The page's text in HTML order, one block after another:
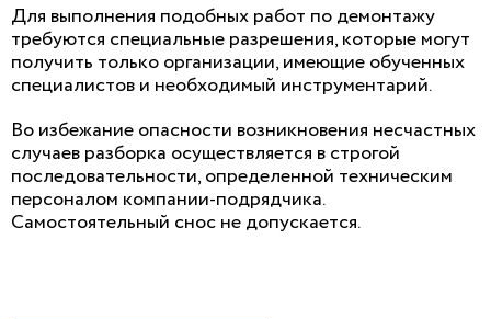
Для выполнения подобных работ по демонтажу
требуются специальные разрешения, которые могут
получить только организации, имеющие обученных
специалистов и необходимый инструментарий.
Во избежание опасности возникновения несчастных
случаев разборка осуществляется в строгой
последовательности, определенной техническим
персоналом компании-подрядчика.
Самостоятельный снос не допускается.